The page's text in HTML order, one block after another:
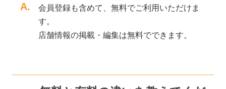
A.
会員登録も含めて、無料でご利用いただけま
す。
店舗情報の掲載・編集は無料でできます。